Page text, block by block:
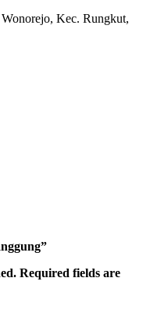
Kec. Rungkut,
Required fields are